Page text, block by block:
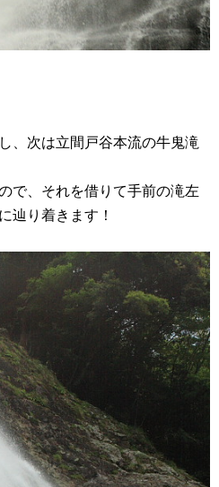
、次は立間戸谷本流の牛鬼滝
で、それを借りて手前の滝左
辿り着きます！